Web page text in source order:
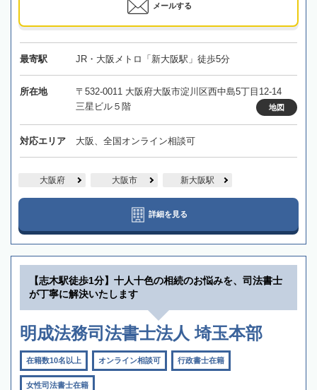
メールする
最寄駅 JR・大阪メトロ「新大阪駅」徒歩5分
所在地
〒532-0011 大阪府大阪市淀川区西中島5丁目12-14
三星ビル５階
地図
対応エリア 大阪、全国オンライン相談可
大阪府 大阪市 新大阪駅
詳細を見る
【志木駅徒歩1分】十人十色の相続のお悩みを、司法書士
が丁寧に解決いたします
明成法務司法書士法人 埼玉本部
在籍数10名以上 オンライン相談可 行政書士在籍
女性司法書士在籍